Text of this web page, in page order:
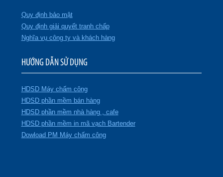
Quy định bảo mật
Quy định giải quyết tranh chấp
Nghĩa vụ công ty và khách hàng
HƯỚNG DẪN SỬ DỤNG
HDSD Máy chấm công
HDSD phần mềm bán hàng
HDSD phần mềm nhà hàng , cafe
HDSD phần mềm in mã vạch Bartender
Dowload PM Máy chấm công